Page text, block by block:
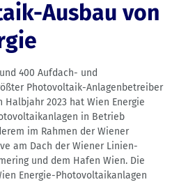
Ausbau von
400 Aufdach- und
Photovoltaik-Anlagenbetreiber
2023 hat Wien Energie
in Betrieb
im Rahmen der Wiener
am Dach der Wiener Linien-
und dem Hafen Wien. Die
Energie-Photovoltaikanlagen